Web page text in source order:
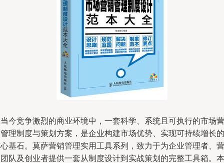
今竞争激烈的商业环境中，一套科学、系统且可执行的市场营
理制度与策划方案，是企业构建市场优势、实现可持续增长的
基石。莫萨营销管理实用工具系列，致力于为企业管理者、营
队及创业者提供一套从制度设计到实战策划的完整工具箱。本